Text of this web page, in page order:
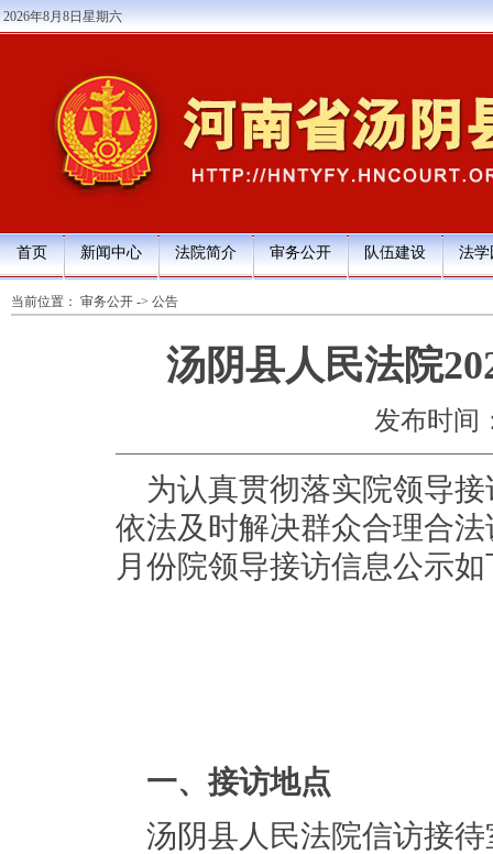
2026年8月8日星期六
首页 新闻中心 法院简介 审务公开 队伍建设 法学
当前位置： 审务公开 -> 公告
汤阴县人民法院
发布时间
为认真贯彻落实院领导
依法及时解决群众合理合
月份院领导接访信息公示
一、接访地点
汤阴县人民法院信访接